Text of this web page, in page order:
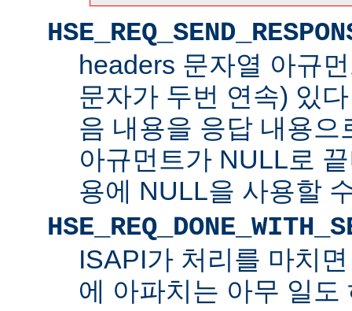
headers 문자열 아규
문자가 두번 연속) 있
음 내용을 응답 내용
아규먼트가 NULL로
용에 NULL을 사용할
ISAPI가 처리를 마치
에 아파치는 아무 일도